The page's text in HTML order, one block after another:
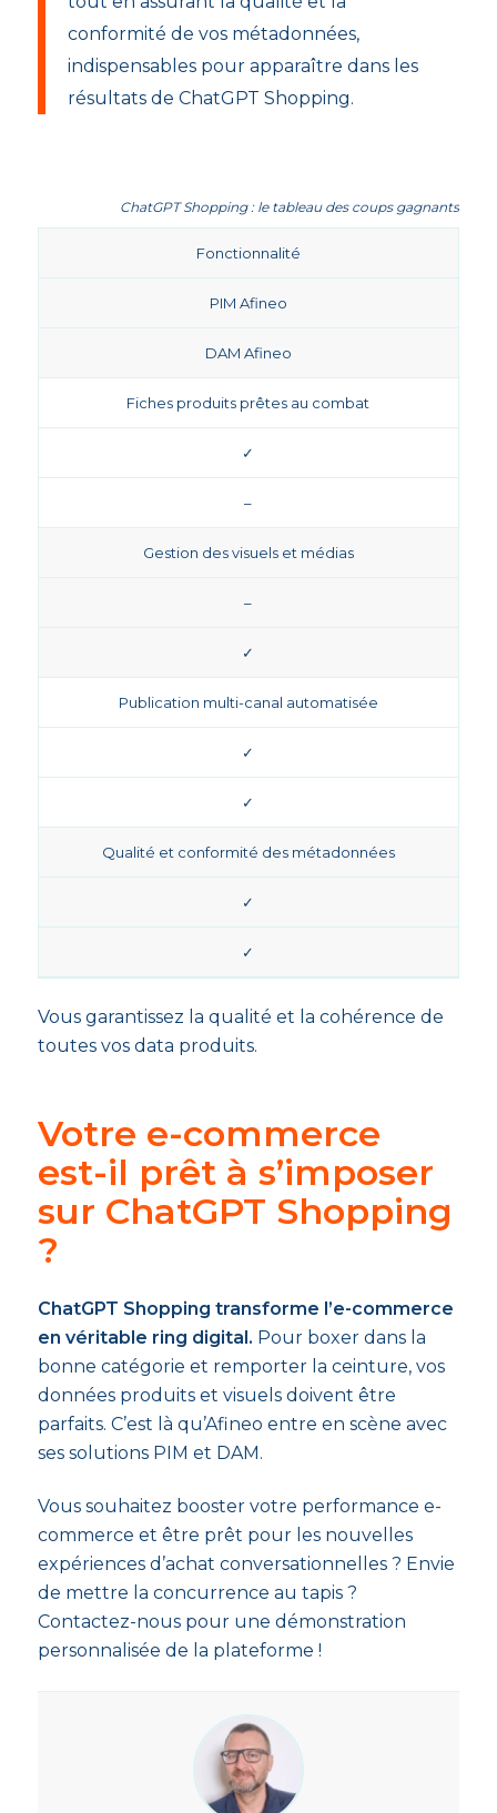
conformité de vos métadonnées,
indispensables pour apparaître dans les
résultats de ChatGPT Shopping.
ChatGPT Shopping : le tableau des coups gagnants
Fonctionnalité
PIM Afineo
DAM Afineo
Fiches produits prêtes au combat
✓
–
Gestion des visuels et médias
–
✓
Publication multi-canal automatisée
✓
✓
Qualité et conformité des métadonnées
✓
✓
Vous garantissez la qualité et la cohérence de
toutes vos data produits.
Votre e-commerce
est-il prêt à s’imposer
sur ChatGPT Shopping
?
ChatGPT Shopping transforme l’e-commerce
en véritable ring digital. Pour boxer dans la
bonne catégorie et remporter la ceinture, vos
données produits et visuels doivent être
parfaits. C’est là qu’Afineo entre en scène avec
ses solutions PIM et DAM.
Vous souhaitez booster votre performance e-
commerce et être prêt pour les nouvelles
expériences d’achat conversationnelles ? Envie
de mettre la concurrence au tapis ?
Contactez-nous pour une démonstration
personnalisée de la plateforme !